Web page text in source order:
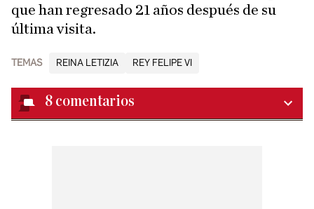
que han regresado 21 años después de su
última visita.
TEMAS REINA LETIZIA REY FELIPE VI
8 comentarios